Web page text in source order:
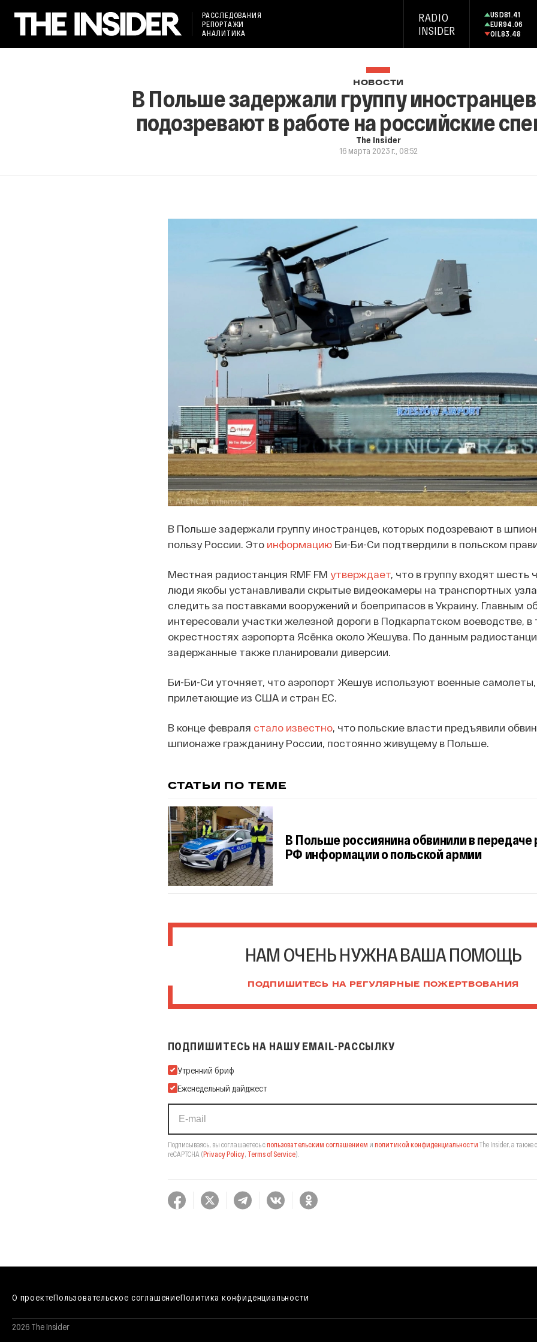
РАССЛЕДОВАНИЯ
РЕПОРТАЖИ
АНАЛИТИКА
RADIO
INSIDER
USD81.41
EUR94.06
OIL83.48
НОВОСТИ
В Польше задержали группу
подозревают в работе на российские
The Insider
16 марта 2023 г., 08:52
В Польше задержали группу иностранцев, которых подозревают в
пользу России. Это информациюБи-Би-Си подтвердили в польском
Местная радиостанция RMF FM утверждает, что в группу входят шесть
люди якобы устанавливали скрытые видеокамеры на транспортных
следить за поставками вооружений и боеприпасов в Украину. Главным
интересовали участки железной дороги в Подкарпатском воеводстве, в
окрестностях аэропорта Ясёнка около Жешува. По данным
задержанные также планировали диверсии.
Би-Би-Си уточняет, что аэропорт Жешув используют военные самолеты,
прилетающие из США и стран ЕС.
В конце февраля стало известно, что польские власти предъявили
шпионаже гражданину России, постоянно живущему в Польше.
СТАТЬИ ПО ТЕМЕ
В Польше россиянина обвинили в передаче
РФ информации о польской армии
НАМ ОЧЕНЬ НУЖНА ВАША ПОМОЩЬ
ПОДПИШИТЕСЬ НА РЕГУЛЯРНЫЕ ПОЖЕРТВОВАНИЯ
ПОДПИШИТЕСЬ НА НАШУ EMAIL-РАССЫЛКУ
Подпишитесь на нашу Email-рассылку
Утренний бриф
Еженедельный дайджест
Подписываясь, вы соглашаетесь спользовательским соглашением и политикой конфиденциальности The Insider, а также
reCAPTCHA (Privacy Policy, Terms of Service).
О проектеПользовательское соглашениеПолитика конфиденциальности
2026 The Insider